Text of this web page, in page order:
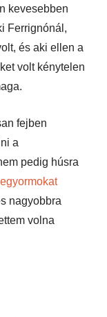
kevesebben
Ferrignónál,
és aki ellen a
volt kénytelen
fejben
a
pedig húsra
nagyobbra
volna